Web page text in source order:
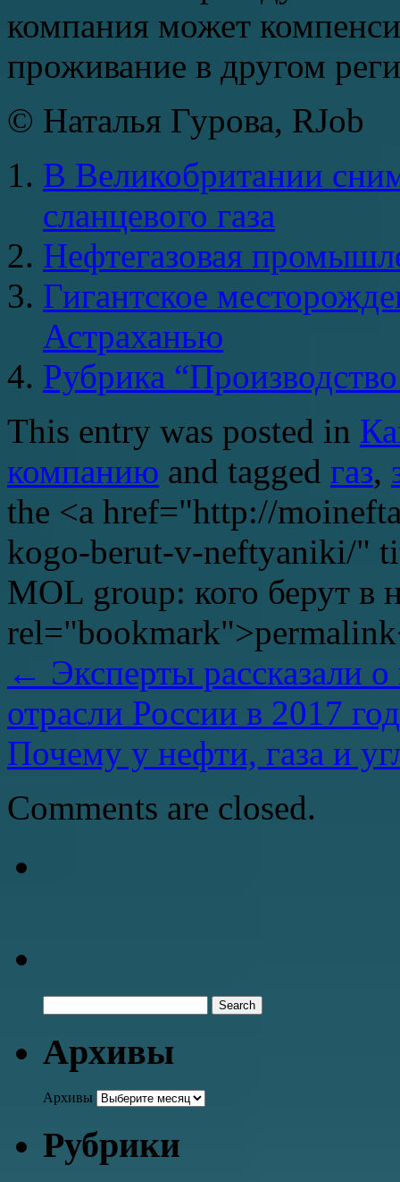
компания может
проживание в другом
© Наталья Гурова, RJob
В Великобритании
сланцевого газа
Нефтегазовая
Гигантское
Астраханью
Рубрика
This entry was posted in
компанию and tagged газ,
the <a href="http://
kogo-berut-v-neftyaniki/"
MOL group: кого берут в
← Эксперты рассказали
отрасли России в 2017
Почему у нефти, газа и
Comments are closed.
Архивы
Архивы
Рубрики